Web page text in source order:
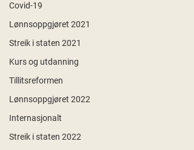
Covid-19
Lønnsoppgjøret 2021
Streik i staten 2021
Kurs og utdanning
Tillitsreformen
Lønnsoppgjøret 2022
Internasjonalt
Streik i staten 2022